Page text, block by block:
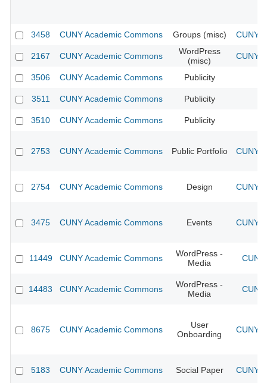
3458 CUNY Academic Commons Groups (misc) CUNY
2167 CUNY Academic Commons
WordPress
(misc)
CUNY
3506 CUNY Academic Commons Publicity
3511 CUNY Academic Commons Publicity
3510 CUNY Academic Commons Publicity
2753 CUNY Academic Commons Public Portfolio CUNY
2754 CUNY Academic Commons Design CUNY
3475 CUNY Academic Commons Events CUNY
11449 CUNY Academic Commons
WordPress -
Media
14483 CUNY Academic Commons
WordPress -
Media
8675 CUNY Academic Commons
User
Onboarding
CUNY
5183 CUNY Academic Commons Social Paper CUNY